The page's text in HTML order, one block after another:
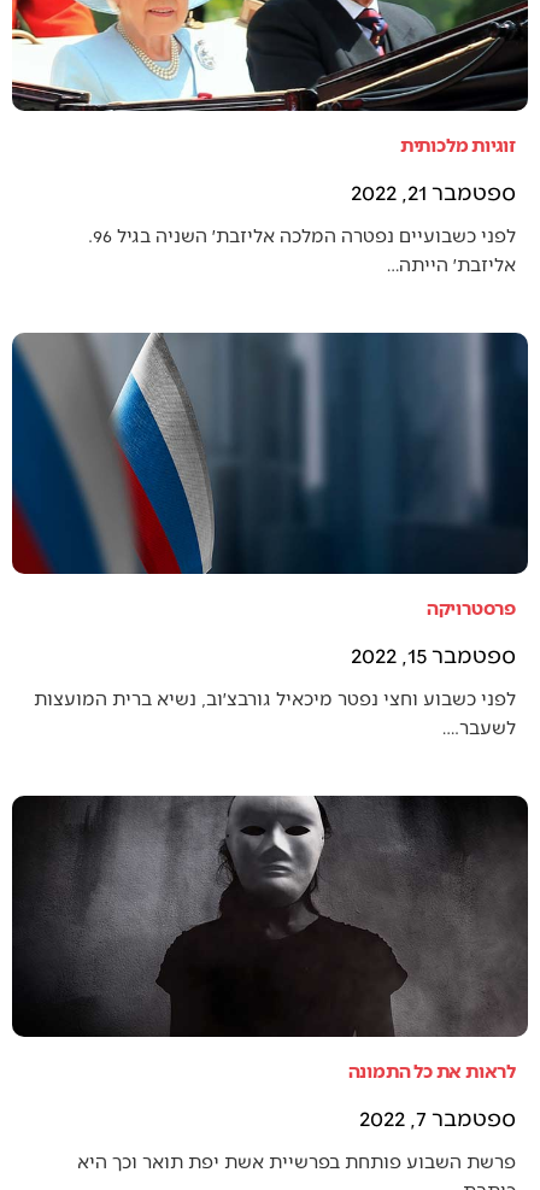
זוגיות מלכותית
ספטמבר 21, 2022
אליזבת׳ הייתה…
פרסטרויקה
ספטמבר 15, 2022
לפני כשבוע וחצי נפטר מיכאיל גורבצ׳וב, נשיא ברית המועצות
לשעבר.…
לראות את כל התמונה
ספטמבר 7, 2022
פרשת השבוע פותחת בפרשיית אשת יפת תואר וכך היא